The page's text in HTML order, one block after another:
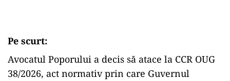
Pe scurt:
Avocatul Poporului a decis să atace la CCR OUG
38/2026, act normativ prin care Guvernul